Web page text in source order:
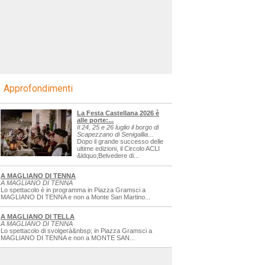
Approfondimenti
La Festa Castellana 2026 è
alle porte:...
Il 24, 25 e 26 luglio il borgo di
Scapezzano di Senigallia...
Dopo il grande successo delle
ultime edizioni, il Circolo ACLI
&ldquo;Belvedere di...
A MAGLIANO DI TENNA
A MAGLIANO DI TENNA
Lo spettacolo è in programma in Piazza Gramsci a
MAGLIANO DI TENNA e non a Monte San Martino...
A MAGLIANO DI TELLA
A MAGLIANO DI TENNA
Lo spettacolo di svolgerà&nbsp; in Piazza Gramsci a
MAGLIANO DI TENNA e non a MONTE SAN...